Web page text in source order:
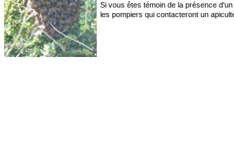
Si vous êtes témoin de la présence
les pompiers qui contacteront un